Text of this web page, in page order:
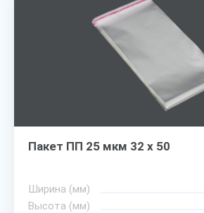
Пакет ПП 25 мкм 32 х 50
Ширина (мм)
Высота (мм)